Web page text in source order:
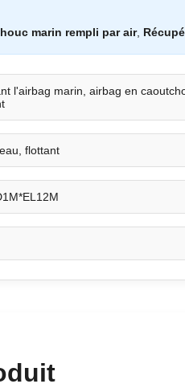
marin rempli par air,
l'airbag marin, airbag en
flottant